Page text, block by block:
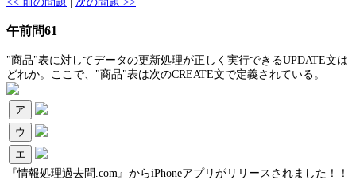
午前問61
"商品"表に対してデータの更新処理が正しく実行できるUPDATE文は
どれか。ここで、"商品"表は次のCREATE文で定義されている。
ア
ウ
エ
『情報処理過去問.com』からiPhoneアプリがリリースされました！！